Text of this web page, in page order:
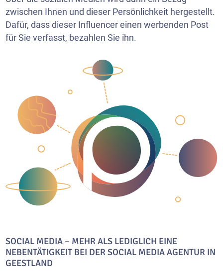
zwischen Ihnen und dieser Persönlichkeit hergestellt.
Dafür, dass dieser Influencer einen werbenden Post
für Sie verfasst, bezahlen Sie ihn.
SOCIAL MEDIA – MEHR ALS LEDIGLICH EINE
NEBENTÄTIGKEIT BEI DER SOCIAL MEDIA AGENTUR IN
GEESTLAND